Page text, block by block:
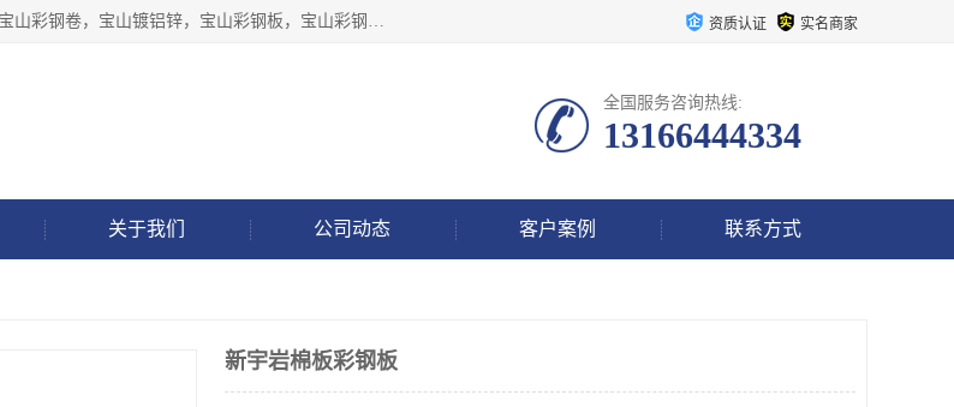
上海轩本实业有限公司于2017年注册地位于上海市宝山区，主要经营产品有：宝山彩钢卷，宝山镀铝锌，宝山彩钢板，宝山彩钢瓦等产品的生产和销售。 资质认证 实名商家
全国服务咨询热线:
13166444334
关于我们 公司动态 客户案例 联系方式
新宇岩棉板彩钢板